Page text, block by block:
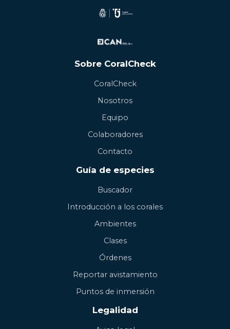
Sobre CoralCheck
CoralCheck
Nosotros
Equipo
Colaboradores
Contacto
Guía de especies
Buscador
Introducción a los corales
Ambientes
Clases
Órdenes
Reportar avistamiento
Puntos de inmersión
Legalidad